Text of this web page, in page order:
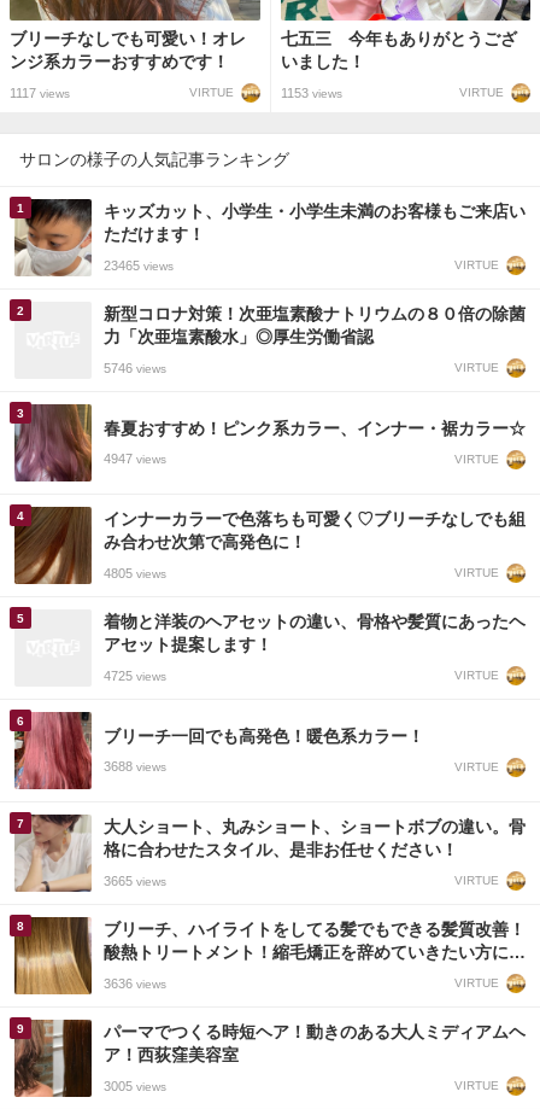
ブリーチなしでも可愛い！オレ
ンジ系カラーおすすめです！
1117 views VIRTUE
七五三 今年もありがとうござ
いました！
1153views VIRTUE
サロンの様子の人気記事ランキング
キッズカット、小学生・小学生未満のお客様もご来店い
ただけます！
23465 views VIRTUE
新型コロナ対策！次亜塩素酸ナトリウムの８０倍の除菌
力「次亜塩素酸水」◎厚生労働省認
5746 views VIRTUE
春夏おすすめ！ピンク系カラー、インナー・裾カラー☆
4947 views VIRTUE
インナーカラーで色落ちも可愛く♡ブリーチなしでも組
み合わせ次第で高発色に！
4805 views VIRTUE
着物と洋装のヘアセットの違い、骨格や髪質にあったヘ
アセット提案します！
4725 views VIRTUE
ブリーチ一回でも高発色！暖色系カラー！
3688 views VIRTUE
大人ショート、丸みショート、ショートボブの違い。骨
格に合わせたスタイル、是非お任せください！
3665 views VIRTUE
ブリーチ、ハイライトをしてる髪でもできる髪質改善！
酸熱トリートメント！縮毛矯正を辞めていきたい方にも
オススメです！
3636 views VIRTUE
パーマでつくる時短ヘア！動きのある大人ミディアムヘ
ア！西荻窪美容室
3005 views VIRTUE